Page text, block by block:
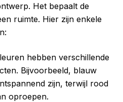
Het bepaalt de
ruimte. Hier zijn enkele
hebben verschillende
Bijvoorbeeld, blauw
zijn, terwijl rood
oproepen.